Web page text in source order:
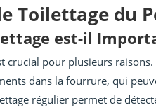
Toilettage du
est-il
crucial pour plusieurs
dans la fourrure, qui
régulier permet de